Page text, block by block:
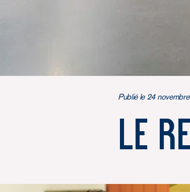
Publié le 24
Le